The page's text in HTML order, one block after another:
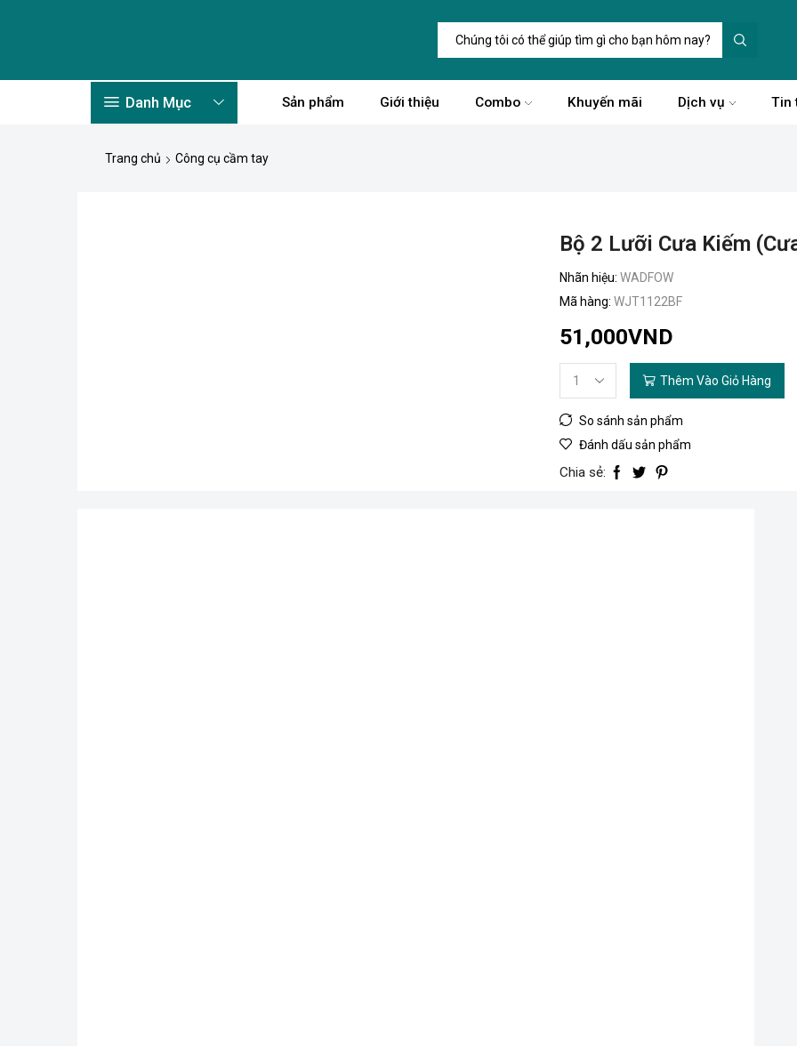
Danh Mục Sản phẩm Giới thiệu Combo Khuyến mãi Dịch vụ Tin
Trang chủ Công cụ cầm tay
Bộ 2 Lưỡi Cưa Kiếm
Nhãn hiệu: WADFOW
Mã hàng: WJT1122BF
51,000VND
Thêm Vào Giỏ Hàng
So sánh sản phẩm
Đánh dấu sản phẩm
Chia sẻ: